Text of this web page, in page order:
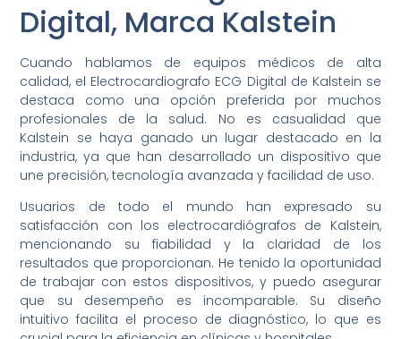
Digital, Marca Kalstein
Cuando hablamos de equipos médicos de alta
calidad, el Electrocardiografo ECG Digital de Kalstein se
destaca como una opción preferida por muchos
profesionales de la salud. No es casualidad que
Kalstein se haya ganado un lugar destacado en la
industria, ya que han desarrollado un dispositivo que
une precisión, tecnología avanzada y facilidad de uso.
Usuarios de todo el mundo han expresado su
satisfacción con los electrocardiógrafos de Kalstein,
mencionando su fiabilidad y la claridad de los
resultados que proporcionan. He tenido la oportunidad
de trabajar con estos dispositivos, y puedo asegurar
que su desempeño es incomparable. Su diseño
intuitivo facilita el proceso de diagnóstico, lo que es